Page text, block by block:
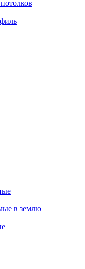
в землю